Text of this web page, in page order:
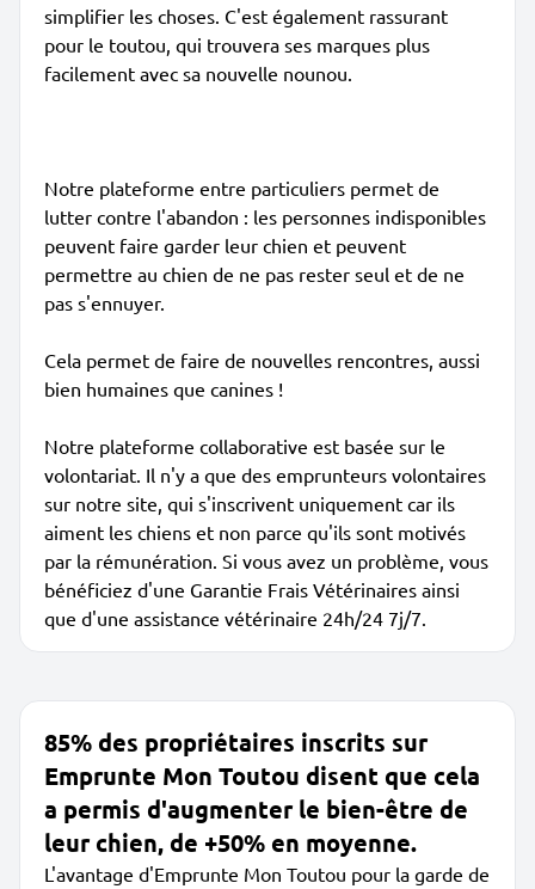
simplifier les choses. C'est également rassurant
pour le toutou, qui trouvera ses marques plus
facilement avec sa nouvelle nounou.
Notre plateforme entre particuliers permet de
lutter contre l'abandon : les personnes indisponibles
peuvent faire garder leur chien et peuvent
permettre au chien de ne pas rester seul et de ne
pas s'ennuyer.
Cela permet de faire de nouvelles rencontres, aussi
bien humaines que canines !
Notre plateforme collaborative est basée sur le
volontariat. Il n'y a que des emprunteurs volontaires
sur notre site, qui s'inscrivent uniquement car ils
aiment les chiens et non parce qu'ils sont motivés
par la rémunération. Si vous avez un problème, vous
bénéficiez d'une Garantie Frais Vétérinaires ainsi
que d'une assistance vétérinaire 24h/24 7j/7.
85% des propriétaires inscrits sur
Emprunte Mon Toutou disent que cela
a permis d'augmenter le bien-être de
leur chien, de +50% en moyenne.
L'avantage d'Emprunte Mon Toutou pour la garde de